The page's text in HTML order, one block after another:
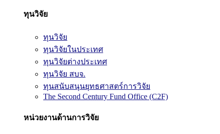
ทุนวิจัย
ทุนวิจัย
ทุนวิจัยในประเทศ
ทุนวิจัยต่างประเทศ
ทุนวิจัย สบจ.
ทุนสนับสนุนยุทธศาสตร์การวิจัย
The Second Century Fund Office (C2F)
หน่วยงานด้านการวิจัย